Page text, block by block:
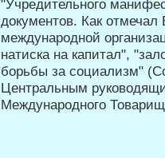
"Учредительного
документов. Как
международной
натиска на капитал",
борьбы за социализм"
Центральным
Международного